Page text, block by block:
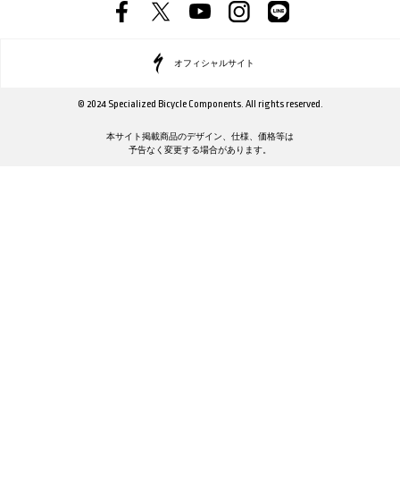
オフィシャルサイト
© 2024 Specialized Bicycle Components. All rights reserved.
本サイト掲載商品のデザイン、仕様、価格等は
予告なく変更する場合があります。